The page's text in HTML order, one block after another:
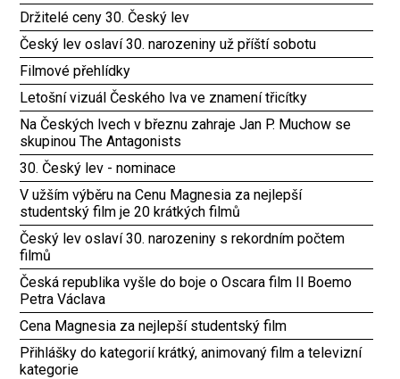
Držitelé ceny 30. Český lev
Český lev oslaví 30. narozeniny už příští sobotu
Filmové přehlídky
Letošní vizuál Českého lva ve znamení třicítky
Na Českých lvech v březnu zahraje Jan P. Muchow se
skupinou The Antagonists
30. Český lev - nominace
V užším výběru na Cenu Magnesia za nejlepší
studentský film je 20 krátkých filmů
Český lev oslaví 30. narozeniny s rekordním počtem
filmů
Česká republika vyšle do boje o Oscara film Il Boemo
Petra Václava
Cena Magnesia za nejlepší studentský film
Přihlášky do kategorií krátký, animovaný film a televizní
kategorie